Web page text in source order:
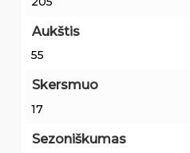
Aukštis
55
Skersmuo
17
Sezoniškumas